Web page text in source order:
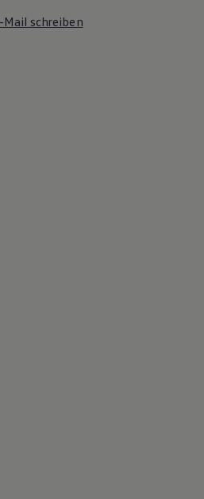
Mail schreiben